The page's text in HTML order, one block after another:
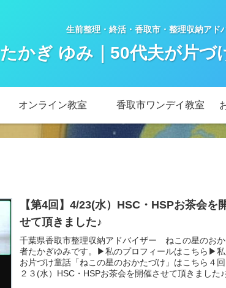
生前整理・終活・香取市・整理収納アド
たかぎ ゆみ｜50代夫が片づ
オンライン教室 香取市ワンデイ教室
【第4回】4/23(水）HSC・HSPお茶会を
せて頂きました♪
千葉県香取市整理収納アドバイザー ねこの星のお
者たかぎゆみです。▶私のプロフィールはこちら▶私
お片づけ童話「ねこの星のおかたづけ」はこちら４
２３(水）HSC・HSPお茶会を開催させて頂きました